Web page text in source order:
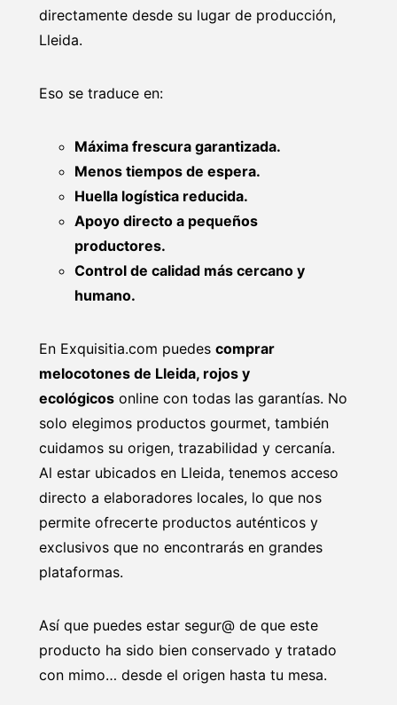
directamente desde su lugar de producción,
Lleida.
Eso se traduce en:
Máxima frescura garantizada.
Menos tiempos de espera.
Huella logística reducida.
Apoyo directo a pequeños
productores.
Control de calidad más cercano y
humano.
En Exquisitia.com puedes comprar
melocotones de Lleida, rojos y
ecológicos online con todas las garantías. No
solo elegimos productos gourmet, también
cuidamos su origen, trazabilidad y cercanía.
Al estar ubicados en Lleida, tenemos acceso
directo a elaboradores locales, lo que nos
permite ofrecerte productos auténticos y
exclusivos que no encontrarás en grandes
plataformas.
Así que puedes estar segur@ de que este
producto ha sido bien conservado y tratado
con mimo… desde el origen hasta tu mesa.